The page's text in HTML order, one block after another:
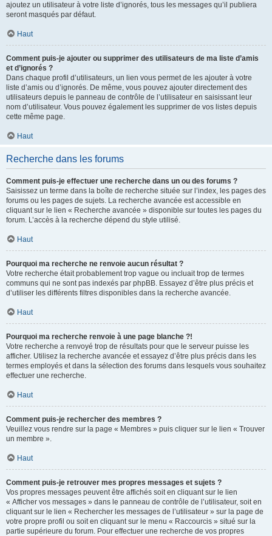
ajoutez un utilisateur à votre liste d’ignorés, tous les messages qu’il publiera
seront masqués par défaut.
Haut
Comment puis-je ajouter ou supprimer des utilisateurs de ma liste d’amis
et d’ignorés ?
Dans chaque profil d’utilisateurs, un lien vous permet de les ajouter à votre
liste d’amis ou d’ignorés. De même, vous pouvez ajouter directement des
utilisateurs depuis le panneau de contrôle de l’utilisateur en saisissant leur
nom d’utilisateur. Vous pouvez également les supprimer de vos listes depuis
cette même page.
Haut
Recherche dans les forums
Comment puis-je effectuer une recherche dans un ou des forums ?
Saisissez un terme dans la boîte de recherche située sur l’index, les pages des
forums ou les pages de sujets. La recherche avancée est accessible en
cliquant sur le lien « Recherche avancée » disponible sur toutes les pages du
forum. L’accès à la recherche dépend du style utilisé.
Haut
Pourquoi ma recherche ne renvoie aucun résultat ?
Votre recherche était probablement trop vague ou incluait trop de termes
communs qui ne sont pas indexés par phpBB. Essayez d’être plus précis et
d’utiliser les différents filtres disponibles dans la recherche avancée.
Haut
Pourquoi ma recherche renvoie à une page blanche ?!
Votre recherche a renvoyé trop de résultats pour que le serveur puisse les
afficher. Utilisez la recherche avancée et essayez d’être plus précis dans les
termes employés et dans la sélection des forums dans lesquels vous souhaitez
effectuer une recherche.
Haut
Comment puis-je rechercher des membres ?
Veuillez vous rendre sur la page « Membres » puis cliquer sur le lien « Trouver
un membre ».
Haut
Comment puis-je retrouver mes propres messages et sujets ?
Vos propres messages peuvent être affichés soit en cliquant sur le lien
« Afficher vos messages » dans le panneau de contrôle de l’utilisateur, soit en
cliquant sur le lien « Rechercher les messages de l’utilisateur » sur la page de
votre propre profil ou soit en cliquant sur le menu « Raccourcis » situé sur la
partie supérieure du forum. Pour effectuer une recherche de vos propres